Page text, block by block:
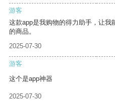
游客
这款app是我购物的得力助手，让
的商品。
2025-07-30
游客
这个是app神器
2025-07-30